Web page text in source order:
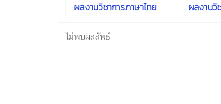
ผลงานวิชาการภาษาไทย ผลงานวิ
ไม่พบผลลัพธ์